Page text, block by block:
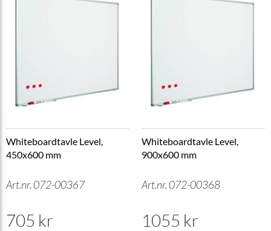
Whiteboardtavle Level,
450x600 mm
Art.nr. 072-00367
705 kr
Whiteboardtavle Level,
900x600 mm
Art.nr. 072-00368
1055 kr